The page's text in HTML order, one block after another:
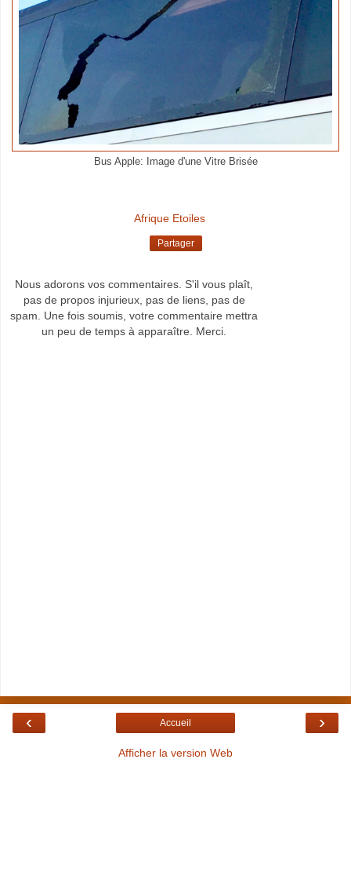
Bus Apple: Image d'une Vitre Brisée
Afrique Etoiles
Partager
Nous adorons vos commentaires. S'il vous plaît,
pas de propos injurieux, pas de liens, pas de
spam. Une fois soumis, votre commentaire mettra
un peu de temps à apparaître. Merci.
‹ ›
Accueil
Afficher la version Web